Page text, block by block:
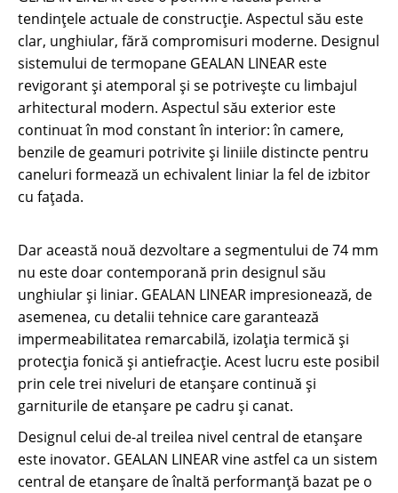
tendințele actuale de construcție. Aspectul său este
clar, unghiular, fără compromisuri moderne. Designul
sistemului de termopane GEALAN LINEAR este
revigorant și atemporal și se potrivește cu limbajul
arhitectural modern. Aspectul său exterior este
continuat în mod constant în interior: în camere,
benzile de geamuri potrivite și liniile distincte pentru
caneluri formează un echivalent liniar la fel de izbitor
cu fațada.
Dar această nouă dezvoltare a segmentului de 74 mm
nu este doar contemporană prin designul său
unghiular și liniar. GEALAN LINEAR impresionează, de
asemenea, cu detalii tehnice care garantează
impermeabilitatea remarcabilă, izolația termică și
protecția fonică și antiefracție. Acest lucru este posibil
prin cele trei niveluri de etanșare continuă și
garniturile de etanșare pe cadru și canat.
Designul celui de-al treilea nivel central de etanșare
este inovator. GEALAN LINEAR vine astfel ca un sistem
central de etanșare de înaltă performanță bazat pe o